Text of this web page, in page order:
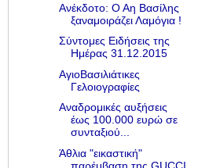
Ανέκδοτο: Ο Αη Βασίλης
ξαναμοιράζει Λαμόγια !
Σύντομες Ειδήσεις της
Ημέρας 31.12.2015
ΑγιοΒασιλιάτικες
Γελοιογραφίες
Αναδρομικές αυξήσεις
έως 100.000 ευρώ σε
συνταξιού...
Άθλια "εικαστική"